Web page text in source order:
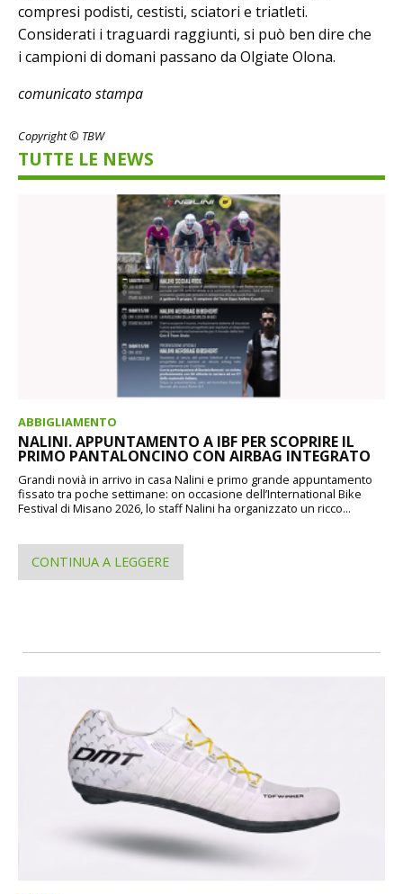
compresi podisti, cestisti, sciatori e triatleti.
Considerati i traguardi raggiunti, si può ben dire che
i campioni di domani passano da Olgiate Olona.
comunicato stampa
Copyright © TBW
TUTTE LE NEWS
ABBIGLIAMENTO
NALINI. APPUNTAMENTO A IBF PER SCOPRIRE IL
PRIMO PANTALONCINO CON AIRBAG INTEGRATO
Grandi novià in arrivo in casa Nalini e primo grande appuntamento
fissato tra poche settimane: on occasione dell’International Bike
Festival di Misano 2026, lo staff Nalini ha organizzato un ricco...
CONTINUA A LEGGERE